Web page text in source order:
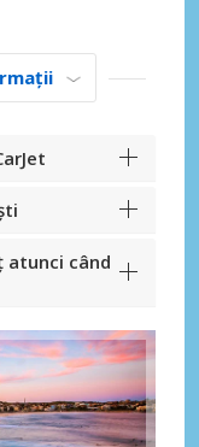
atunci când